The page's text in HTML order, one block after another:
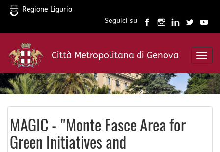
Salta
contenuto
principale
Regione Liguria
Seguici su:
Città Metropolitana di Genova
MAGIC - "Monte Fasce Area for
Green Initiatives and